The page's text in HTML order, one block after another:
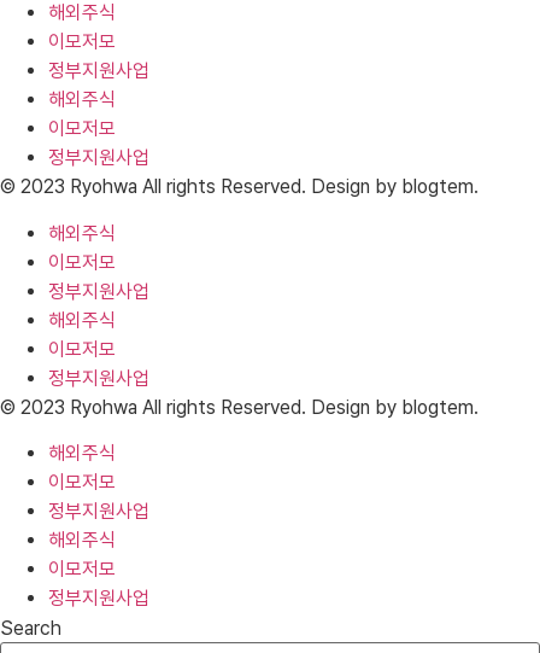
해외주식
이모저모
정부지원사업
해외주식
이모저모
정부지원사업
© 2023 Ryohwa All rights Reserved. Design by blogtem.
해외주식
이모저모
정부지원사업
해외주식
이모저모
정부지원사업
© 2023 Ryohwa All rights Reserved. Design by blogtem.
해외주식
이모저모
정부지원사업
해외주식
이모저모
정부지원사업
Search